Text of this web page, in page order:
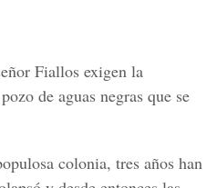
Fiallos exigen la
de aguas negras que se
colonia, tres años han